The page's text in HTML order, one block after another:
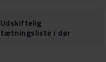
Udskiftelig
tætningsliste i dør